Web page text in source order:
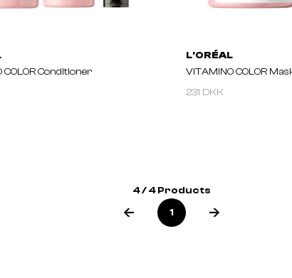
COLOR Conditioner
L'ORÉAL
VITAMINO COLOR
231 DKK
4 / 4 Products
1